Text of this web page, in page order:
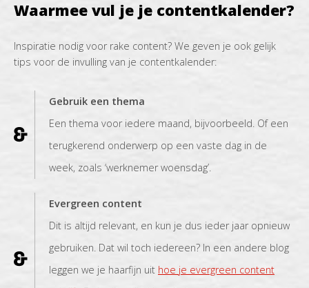
Waarmee vul je je contentkalender?
Inspiratie nodig voor rake content? We geven je ook gelijk
tips voor de invulling van je contentkalender:
Gebruik een thema
Een thema voor iedere maand, bijvoorbeeld. Of een
terugkerend onderwerp op een vaste dag in de
week, zoals ‘werknemer woensdag’.
Evergreen content
Dit is altijd relevant, en kun je dus ieder jaar opnieuw
gebruiken. Dat wil toch iedereen? In een andere blog
leggen we je haarfijn uit hoe je evergreen content